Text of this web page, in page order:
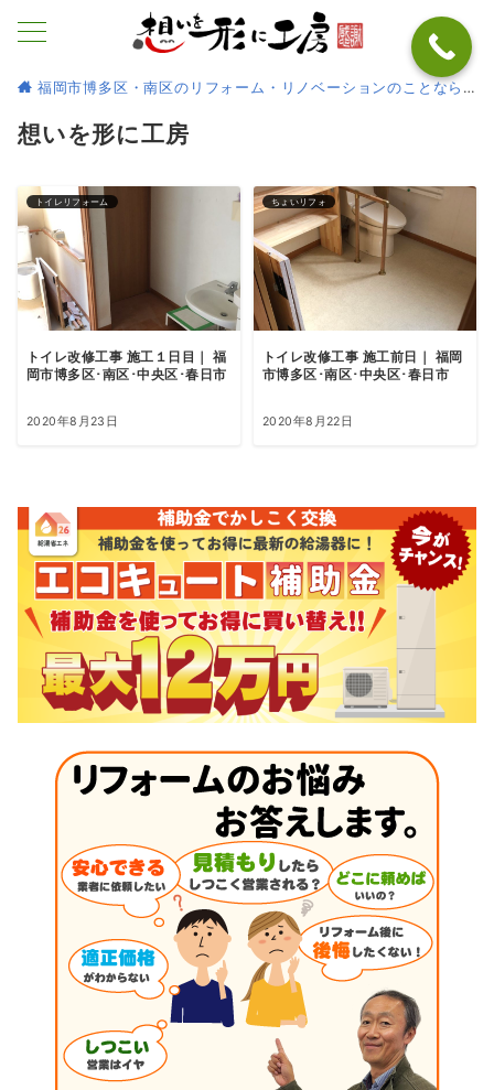
福岡市博多区・南区のリフォーム・リノベーションのことなら
想いを形に工房
トイレリフォーム
トイレ改修工事 施工１日目｜ 福
岡市博多区･南区･中央区･春日市
2020年8月23日
ちょいリフォ
トイレ改修工事 施工前日｜ 福岡
市博多区･南区･中央区･春日市
2020年8月22日